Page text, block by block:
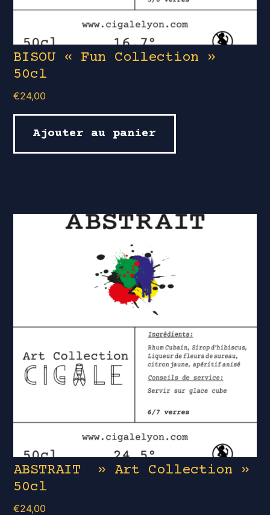
BISOU « Fun Collection »
50cl
€24,00
Ajouter au panier
ABSTRAIT » Art Collection »
50cl
€24,00